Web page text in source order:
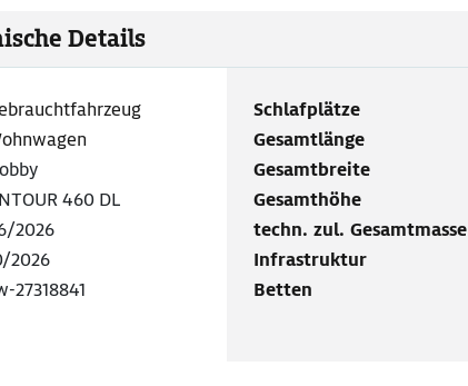
Details
460 DL
2026
2026
27318841
Schlafplätze
Gesamtlänge
Gesamtbreite
Gesamthöhe
techn. zul. Gesamtmasse
Infrastruktur
Betten